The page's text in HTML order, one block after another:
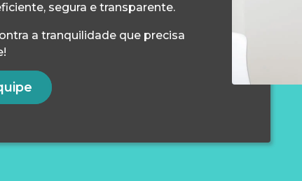
segura e transparente.
a tranquilidade que precisa